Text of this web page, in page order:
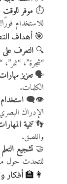
⏱️ موفر للوقت
للاستخدام فورًا!
🎯 أهداف
🔍 التعرف على
“شجرة”،
🗣️تعزيز
الكلمات.
👁️‍🗨️
الإدراك
👣تنمية
واللصق.
🤝 تشجيع
للتحدث حول
👩‍🏫 أفكار